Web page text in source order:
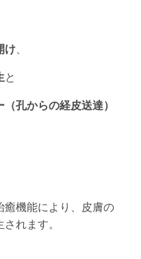
け、
と
孔からの経皮送達）
癒機能により、皮膚の
れます。